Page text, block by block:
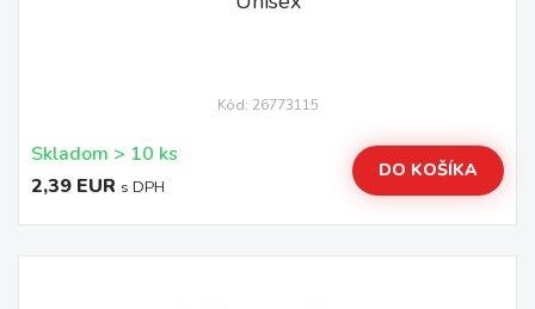
Kód: 26773115
Skladom > 10 ks
2,39 EUR s DPH
DO KOŠÍKA